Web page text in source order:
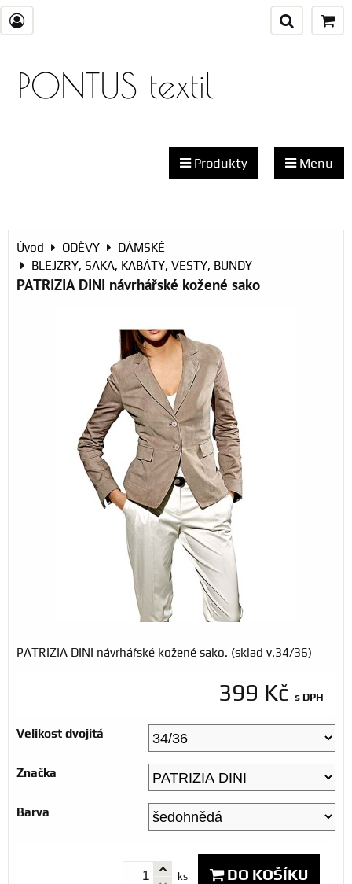
PONTUS textil
Produkty Menu
Úvod ODĚVY
DÁMSKÉ
BLEJZRY, SAKA, KABÁTY, VESTY, BUNDY
PATRIZIA DINI návrhářské kožené sako
PATRIZIA DINI návrhářské kožené sako. (sklad v.34/36)
399 Kč s DPH
Velikost dvojitá
Značka
Barva
ks DO KOŠÍKU